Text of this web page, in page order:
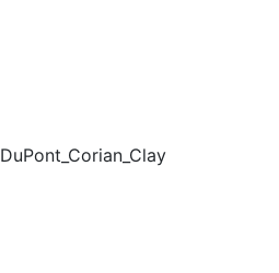
DuPont_Corian_Clay